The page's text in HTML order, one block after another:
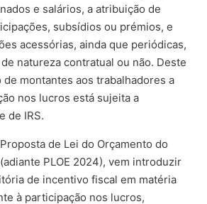
e salários, a atribuição de
subsídios ou prémios, e
acessórias, ainda que periódicas,
natureza contratual ou não. Deste
de montantes aos trabalhadores a
nos lucros está sujeita a
de IRS.
de Lei do Orçamento do
PLOE 2024), vem introduzir
de incentivo fiscal em matéria
à participação nos lucros,